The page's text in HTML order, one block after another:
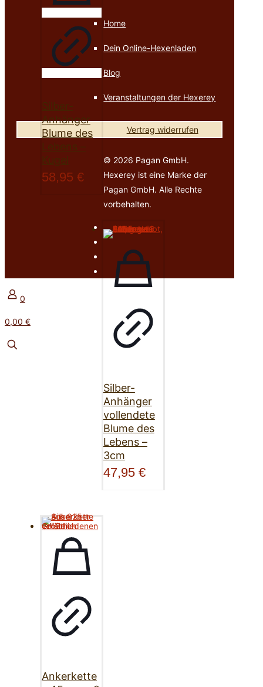
Silber-
Anhänger
Blume des
Lebens –
Kugel
58,95 €
Silber-
Anhänger
vollendete
Blume des
Lebens –
3cm
47,95 €
Ankerkette
Home
Dein Online-Hexenladen
Blog
Veranstaltungen der Hexerey
Vertrag widerrufen
© 2026 Pagan GmbH.
Hexerey ist eine Marke der
Pagan GmbH. Alle Rechte
vorbehalten.
0
0,00 €